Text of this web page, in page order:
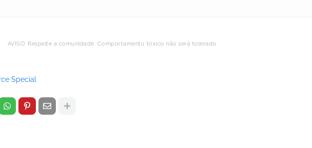
AVISO: Respeite a comunidade. Comportamento tóxico não será tolerado.
Special